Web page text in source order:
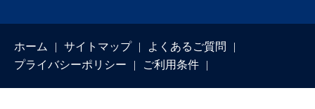
ホーム サイトマップ
よくあるご質問
プライバシーポリシー
ご利用条件